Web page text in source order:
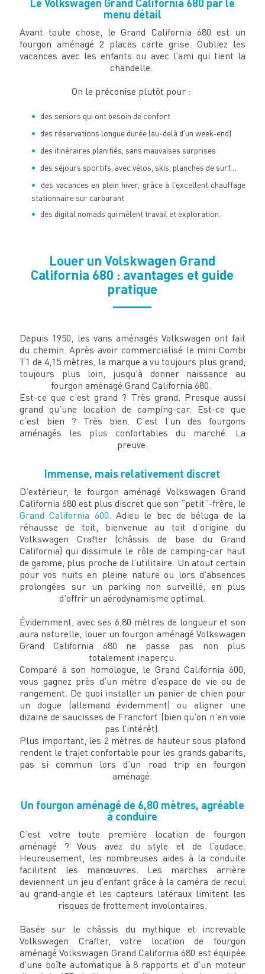
Le Volkswagen Grand California 680 par le
menu détail
Avant toute chose, le Grand California 680 est un
fourgon aménagé 2 places carte grise. Oubliez les
vacances avec les enfants ou avec l’ami qui tient la
chandelle.
On le préconise plutôt pour :
des seniors qui ont besoin de confort
des réservations longue durée (au-delà d’un week-end)
des itinéraires planifiés, sans mauvaises surprises
des séjours sportifs, avec vélos, skis, planches de surf…
des vacances en plein hiver, grâce à l’excellent chauffage
stationnaire sur carburant
des digital nomads qui mêlent travail et exploration.
Louer un Volskwagen Grand
California 680 : avantages et guide
pratique
Depuis 1950, les vans aménagés Volkswagen ont fait
du chemin. Après avoir commercialisé le mini Combi
T1 de 4,15 mètres, la marque a vu toujours plus grand,
toujours plus loin, jusqu’à donner naissance au
fourgon aménagé Grand California 680.
Est-ce que c’est grand ? Très grand. Presque aussi
grand qu’une location de camping-car. Est-ce que
c’est bien ? Très bien. C’est l’un des fourgons
aménagés les plus confortables du marché. La
preuve.
Immense, mais relativement discret
D’extérieur, le fourgon aménagé Volkswagen Grand
California 680 est plus discret que son “petit”-frère, le
Grand California 600. Adieu le bec de béluga de la
réhausse de toit, bienvenue au toit d’origine du
Volkswagen Crafter (châssis de base du Grand
California) qui dissimule le rôle de camping-car haut
de gamme, plus proche de l’utilitaire. Un atout certain
pour vos nuits en pleine nature ou lors d’absences
prolongées sur un parking non surveillé, en plus
d’offrir un aérodynamisme optimal.
Évidemment, avec ses 6,80 mètres de longueur et son
aura naturelle, louer un fourgon aménagé Volkswagen
Grand California 680 ne passe pas non plus
totalement inaperçu.
Comparé à son homologue, le Grand California 600,
vous gagnez près d’un mètre d’espace de vie ou de
rangement. De quoi installer un panier de chien pour
un dogue (allemand évidemment) ou aligner une
dizaine de saucisses de Francfort (bien qu’on n’en voie
pas l’intérêt).
Plus important, les 2 mètres de hauteur sous plafond
rendent le trajet confortable pour les grands gabarits,
pas si commun lors d’un road trip en fourgon
aménagé.
Un fourgon aménagé de 6,80 mètres, agréable
à conduire
C’est votre toute première location de fourgon
aménagé ? Vous avez du style et de l’audace.
Heureusement, les nombreuses aides à la conduite
facilitent les manœuvres. Les marches arrière
deviennent un jeu d’enfant grâce à la caméra de recul
au grand-angle et les capteurs latéraux limitent les
risques de frottement involontaires.
Basée sur le châssis du mythique et increvable
Volkswagen Crafter, votre location de fourgon
aménagé Volkswagen Grand California 680 est équipée
d’une boîte automatique à 8 rapports et d’un moteur